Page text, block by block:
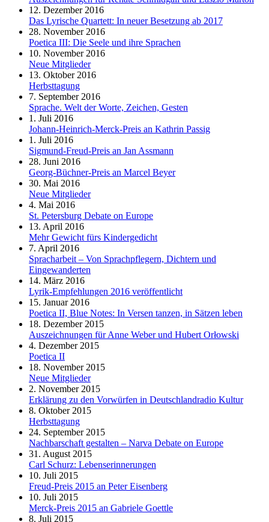
12. Dezember 2016
Das Lyrische Quartett: In neuer Besetzung ab 2017
28. November 2016
Poetica III: Die Seele und ihre Sprachen
10. November 2016
Neue Mitglieder
13. Oktober 2016
Herbsttagung
7. September 2016
Sprache. Welt der Worte, Zeichen, Gesten
1. Juli 2016
Johann-Heinrich-Merck-Preis an Kathrin Passig
1. Juli 2016
Sigmund-Freud-Preis an Jan Assmann
28. Juni 2016
Georg-Büchner-Preis an Marcel Beyer
30. Mai 2016
Neue Mitglieder
4. Mai 2016
St. Petersburg Debate on Europe
13. April 2016
Mehr Gewicht fürs Kindergedicht
7. April 2016
Spracharbeit – Von Sprachpflegern, Dichtern und
Eingewanderten
14. März 2016
Lyrik-Empfehlungen 2016 veröffentlicht
15. Januar 2016
Poetica II, Blue Notes: In Versen tanzen, in Sätzen leben
18. Dezember 2015
Auszeichnungen für Anne Weber und Hubert Orłowski
4. Dezember 2015
Poetica II
18. November 2015
Neue Mitglieder
2. November 2015
Erklärung zu den Vorwürfen in Deutschlandradio Kultur
8. Oktober 2015
Herbsttagung
24. September 2015
Nachbarschaft gestalten – Narva Debate on Europe
31. August 2015
Carl Schurz: Lebenserinnerungen
10. Juli 2015
Freud-Preis 2015 an Peter Eisenberg
10. Juli 2015
Merck-Preis 2015 an Gabriele Goettle
8. Juli 2015